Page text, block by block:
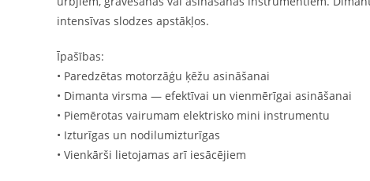
intensīvas slodzes apstākļos.
Īpašības:
• Paredzētas motorzāģu ķēžu asināšanai
• Dimanta virsma — efektīvai un vienmērīgai asināšanai
• Piemērotas vairumam elektrisko mini instrumentu
• Izturīgas un nodilumizturīgas
• Vienkārši lietojamas arī iesācējiem